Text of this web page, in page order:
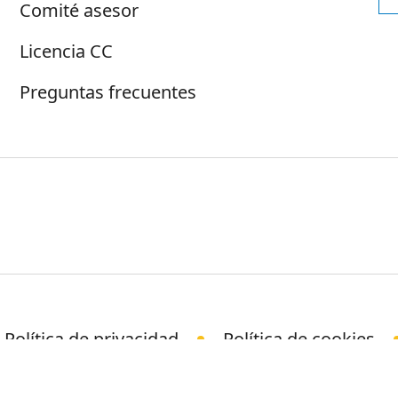
Comité asesor
Licencia CC
Preguntas frecuentes
Política de privacidad Política de cookies